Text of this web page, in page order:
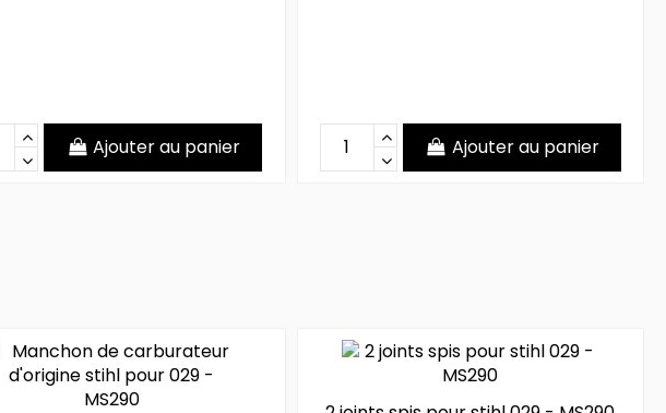
Ajouter au panier Ajouter au panier